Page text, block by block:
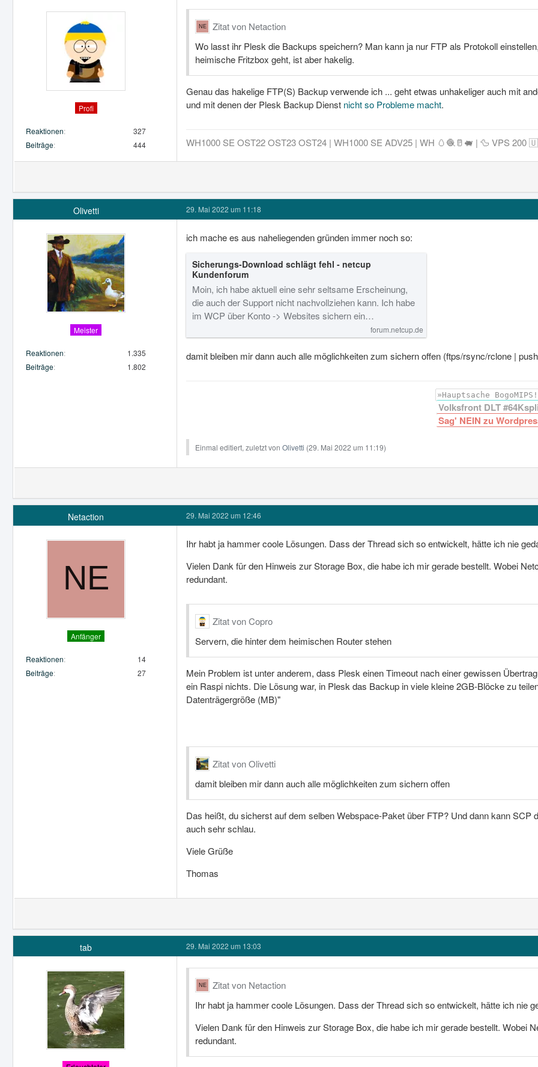
Profi
Reaktionen
327
Beiträge
444
Zitat von Netaction
Wo lasst ihr Plesk die Backups speichern? Man kann ja nur FTP als Protokoll
heimische Fritzbox geht, ist aber hakelig.
Genau das hakelige FTP(S) Backup verwende ich ... geht etwas unhakeliger auch mit
und mit denen der Plesk Backup Dienst nicht so Probleme macht.
WH1000 SE OST22 OST23 OST24 | WH1000 SE ADV25 | WH 🥚🧶🥛🐖 | 🦆 VPS
Olivetti
Meister
Reaktionen
1.335
Beiträge
1.802
29. Mai 2022 um 11:18
ich mache es aus naheliegenden gründen immer noch so:
Sicherungs-Download schlägt fehl - netcup
Kundenforum
Moin, ich habe aktuell eine sehr seltsame Erscheinung,
die auch der Support nicht nachvollziehen kann. Ich habe
im WCP über Konto -> Websites sichern ein…
forum.netcup.de
damit bleiben mir dann auch alle möglichkeiten zum sichern offen (ftps/rsync/rclone |
»Hauptsache
Volksfront DLT
Sag' NEIN zu
Einmal editiert, zuletzt von Olivetti (29. Mai 2022 um 11:19)
Netaction
Anfänger
Reaktionen
14
Beiträge
27
29. Mai 2022 um 12:46
Ihr habt ja hammer coole Lösungen. Dass der Thread sich so entwickelt, hätte ich nie
Vielen Dank für den Hinweis zur Storage Box, die habe ich mir gerade bestellt. Wobei
redundant.
Zitat von Copro
Servern, die hinter dem heimischen Router stehen
Mein Problem ist unter anderem, dass Plesk einen Timeout nach einer gewissen
ein Raspi nichts. Die Lösung war, in Plesk das Backup in viele kleine 2GB-Blöcke zu
Datenträgergröße (MB)"
Zitat von Olivetti
damit bleiben mir dann auch alle möglichkeiten zum sichern offen
Das heißt, du sicherst auf dem selben Webspace-Paket über FTP? Und dann kann SCP
auch sehr schlau.
Viele Grüße
Thomas
tab 29. Mai 2022 um 13:03
Zitat von Netaction
Ihr habt ja hammer coole Lösungen. Dass der Thread sich so entwickelt, hätte ich nie
Vielen Dank für den Hinweis zur Storage Box, die habe ich mir gerade bestellt. Wobei
redundant.